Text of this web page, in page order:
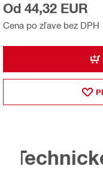
Cena po zľave bez DPH
Od 44,32 EUR